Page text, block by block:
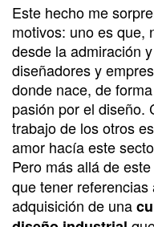
Este hecho me
motivos: uno es que,
desde la admiración
diseñadores y
donde nace, de
pasión por el diseño.
trabajo de los otros
amor hacía este
Pero más allá de este
que tener
adquisición de una